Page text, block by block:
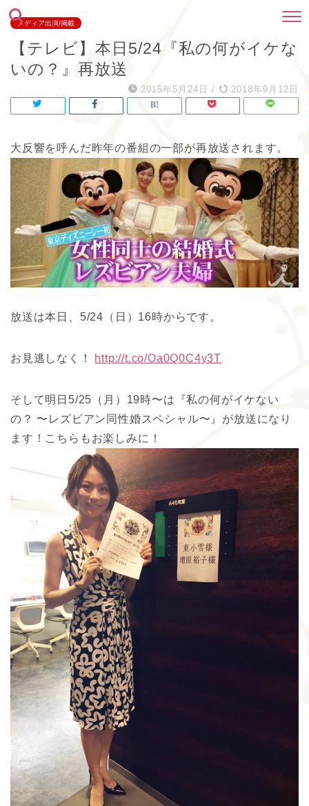
メディア出演/掲載
【テレビ】本日5/24『私の何がイケな
いの？』再放送
2015年5月24日 / 2018年9月12日
大反響を呼んだ昨年の番組の一部が再放送されます。
放送は本日、5/24（日）16時からです。
お見逃しなく！ http://t.co/Oa0Q0C4y3T
そして明日5/25（月）19時〜は『私の何がイケない
の？ 〜レズビアン同性婚スペシャル〜』が放送になり
ます！こちらもお楽しみに！